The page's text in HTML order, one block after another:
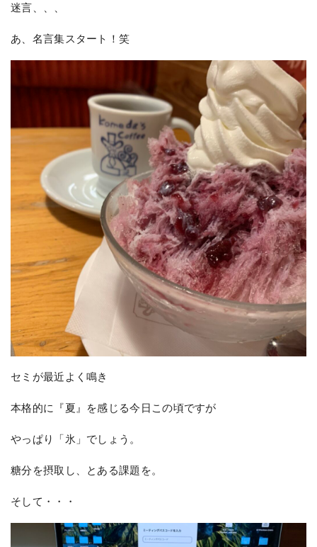
迷言、、、
あ、名言集スタート！笑
セミが最近よく鳴き
本格的に『夏』を感じる今日この頃ですが
やっぱり「氷」でしょう。
糖分を摂取し、とある課題を。
そして・・・